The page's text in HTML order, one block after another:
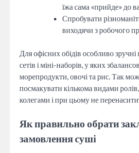
їжа сама «прийде» до
Спробувати
виходячи з робочого
Для офісних обідів особливо зручні
сетів і міні-наборів, у яких
морепродукти, овочі та рис. Так
посмакувати кількома видами
колегами і при цьому не
Як правильно обрати
замовлення суші